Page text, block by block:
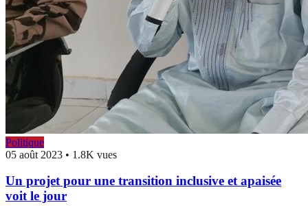
Politique
05 août 2023 • 1.8K vues
Un projet pour une transition inclusive et apaisée
voit le jour